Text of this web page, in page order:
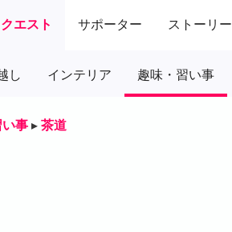
クエスト サポーター ストーリー
し インテリア 趣味・習い事
い事 ▸ 茶道